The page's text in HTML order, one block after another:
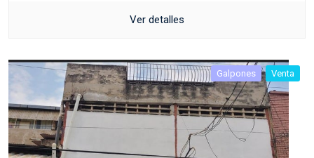
Ver detalles
Galpones Venta